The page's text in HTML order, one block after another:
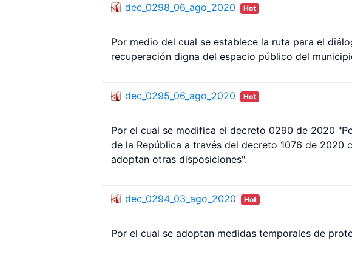
dec_0298_06_ago_2020 Hot
Por medio del cual se establece la ruta para el
recuperación digna del espacio público del
dec_0295_06_ago_2020 Hot
Por el cual se modifica el decreto 0290 de 2020
de la República a través del decreto 1076 de 2020
adoptan otras disposiciones".
dec_0294_03_ago_2020 Hot
Por el cual se adoptan medidas temporales de